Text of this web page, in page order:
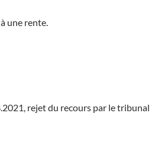
une rente.
rejet du recours par le tribunal